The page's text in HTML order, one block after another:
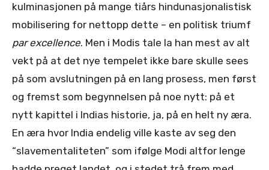
kulminasjonen på mange tiårs hindunasjonalistisk
mobilisering for nettopp dette – en politisk triumf
par excellence. Men i Modis tale la han mest av alt
vekt på at det nye tempelet ikke bare skulle sees
på som avslutningen på en lang prosess, men først
og fremst som begynnelsen på noe nytt: på et
nytt kapittel i Indias historie, ja, på en helt ny æra.
En æra hvor India endelig ville kaste av seg den
“slavementaliteten” som ifølge Modi altfor lenge